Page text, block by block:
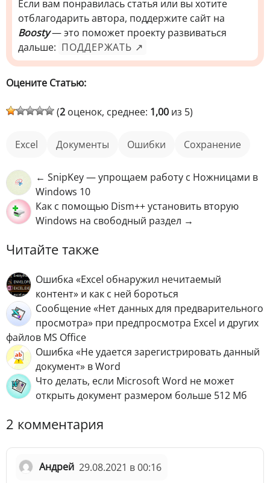
Если вам понравилась статья или вы хотите
отблагодарить автора, поддержите сайт на
Boosty— это поможет проекту развиваться
дальше: ПОДДЕРЖАТЬ ↗
Оцените Статью:
(2 оценок, среднее: 1,00 из 5)
Excel документы ошибки сохранение
← SnipKey — упрощаем работу с Ножницами в
Windows 10
Как с помощью Dism++ установить вторую
Windows на свободный раздел →
Читайте также
Ошибка «Excel обнаружил нечитаемый
контент» и как с ней бороться
Сообщение «Нет данных для предварительного
просмотра» при предпросмотра Excel и других
файлов MS Office
Ошибка «Не удается зарегистрировать данный
документ» в Word
Что делать, если Microsoft Word не может
открыть документ размером больше 512 Мб
2 комментария
Андрей 29.08.2021 в 00:16